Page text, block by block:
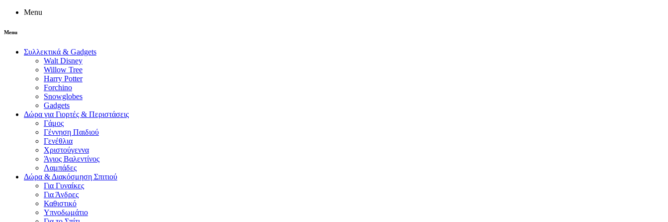
Menu
Menu
Συλλεκτικά & Gadgets
Walt Disney
Willow Tree
Harry Potter
Forchino
Snowglobes
Gadgets
Δώρα για Γιορτές & Περιστάσεις
Γάμος
Γέννηση Παιδιού
Γενέθλια
Χριστούγεννα
Άγιος Βαλεντίνος
Λαμπάδες
Δώρα & Διακόσμηση Σπιτιού
Για Γυναίκες
Για Άνδρες
Καθιστικό
Υπνοδωμάτιο